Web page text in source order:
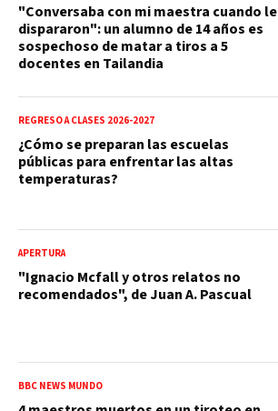
"Conversaba con mi maestra cuando le
dispararon": un alumno de 14 años es
sospechoso de matar a tiros a 5
docentes en Tailandia
REGRESO A CLASES 2026-2027
¿Cómo se preparan las escuelas
públicas para enfrentar las altas
temperaturas?
APERTURA
"Ignacio Mcfall y otros relatos no
recomendados", de Juan A. Pascual
BBC NEWS MUNDO